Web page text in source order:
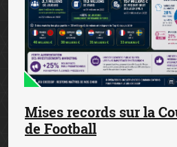
Mises records sur la
de Football